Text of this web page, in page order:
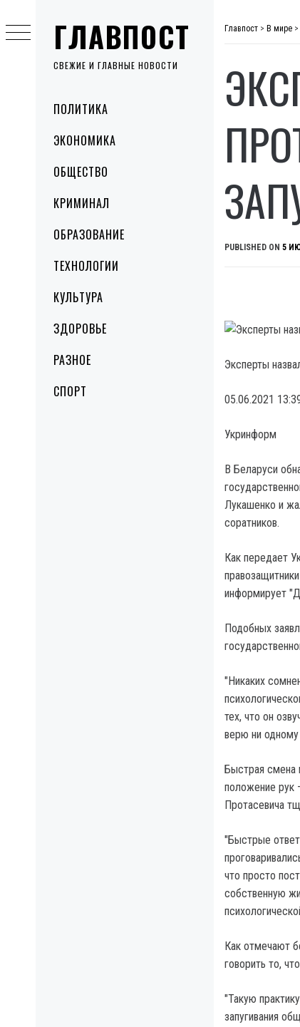
ГЛАВПОСТ
СВЕЖИЕ И ГЛАВНЫЕ НОВОСТИ
MenuПОЛИТИКА
ЭКОНОМИКА
ОБЩЕСТВО
КРИМИНАЛ
ОБРАЗОВАНИЕ
ТЕХНОЛОГИИ
КУЛЬТУРА
ЗДОРОВЬЕ
РАЗНОЕ
СПОРТ
to
content
Главпост > В мире >
PUBLISHED ON 5
Эксперты
05.06.2021
Укринформ
В Беларуси
Лукашенко и
соратников.
Как передает
информирует
Подобных
"Никаких
тех, что он
верю ни
Быстрая смена
положение рук
Протасевича
"Быстрые
что просто
собственную
Как отмечают
говорить то,
"Такую
запугивания